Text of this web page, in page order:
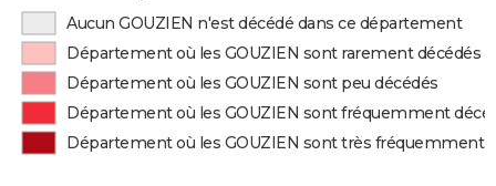
Aucun GOUZIEN n'est décédé dans ce département
Département où les GOUZIEN sont rarement décédés
Département où les GOUZIEN sont peu décédés
Département où les GOUZIEN sont fréquemment
Département où les GOUZIEN sont très fréquemment